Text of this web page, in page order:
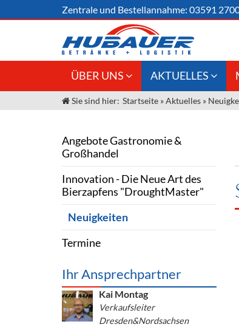
Zentrale und Bestellannahme: 03591
ÜBER UNS
Jobs
Unser Team
Kontakt
AKTUELLES
Angebote
Innovation - Die
Neuigkeiten
Termine
Fassbier + Zubehör
Ausschankwagen
Sie sind hier: Startseite »Aktuelles »
Angebote Gastronomie &
Großhandel
Innovation - Die Neue Art des
Bierzapfens "DroughtMaster"
Neuigkeiten
Termine
Ihr Ansprechpartner
Kai Montag
Verkaufsleiter
Dresden&Nordsachsen